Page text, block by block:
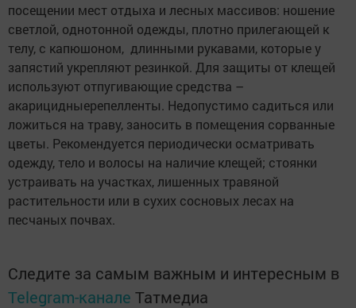
посещении мест отдыха и лесных массивов: ношение
светлой, однотонной одежды, плотно прилегающей к
телу, с капюшоном, длинными рукавами, которые у
запястий укрепляют резинкой. Для защиты от клещей
используют отпугивающие средства –
акарицидныерепелленты. Недопустимо садиться или
ложиться на траву, заносить в помещения сорванные
цветы. Рекомендуется периодически осматривать
одежду, тело и волосы на наличие клещей; стоянки
устраивать на участках, лишенных травяной
растительности или в сухих сосновых лесах на
песчаных почвах.
Следите за самым важным и интересным в
Telegram-канале Татмедиа